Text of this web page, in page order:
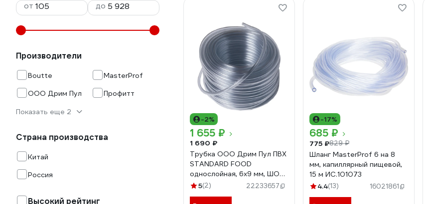
от
до
Производители
Boutte
MasterProf
ООО Дрим Пул
Профитт
Показать еще 2
Страна производства
Китай
Россия
Высокий рейтинг
-2%
1 655 ₽
1 690 ₽
Трубка ООО Дрим Пул ПВХ
STANDARD FOOD
однослойная, 6x9 мм, ШОР
90, 50 м, 6771
5(2) 22233657
-17%
685 ₽
775 ₽829 ₽
Шланг MasterProf 6 на 8
мм, капиллярный пищевой,
15 м ИС.101073
4.4(13) 16021861